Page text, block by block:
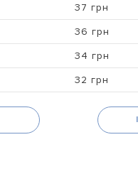
37 грн
36 грн
34 грн
32 грн